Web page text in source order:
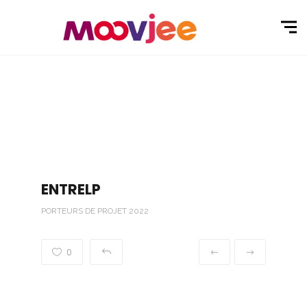
ENTRELP
PORTEURS DE PROJET 2022
0